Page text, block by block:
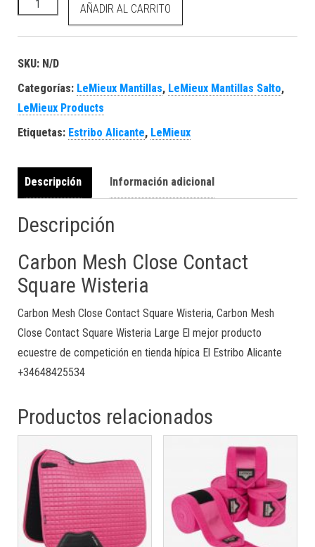
AÑADIR AL CARRITO
SKU: N/D
Categorías: LeMieux Mantillas, LeMieux Mantillas Salto,
LeMieux Products
Etiquetas: Estribo Alicante, LeMieux
Descripción Información adicional
Descripción
Carbon Mesh Close Contact
Square Wisteria
Carbon Mesh Close Contact Square Wisteria, Carbon Mesh
Close Contact Square Wisteria Large El mejor producto
ecuestre de competición en tienda hípica El Estribo Alicante
+34648425534
Productos relacionados